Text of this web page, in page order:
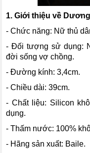
1. Giới thiệu về
- Chức năng: Nữ thủ
- Đối tượng sử dụng:
đời sống vợ chồng.
- Đường kính: 3,4cm.
- Chiều dài: 39cm.
- Chất liệu: Silicon
dụng.
- Thấm nước: 100%
- Hãng sản xuất: Baile.